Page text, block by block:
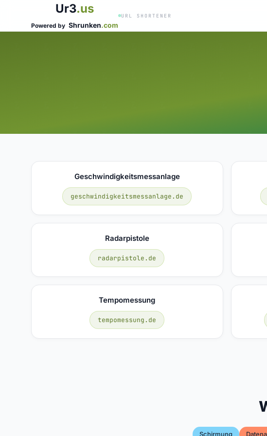
Ur3.us
Powered by Shrunken.com
URL SHORTENER
Geschwindigkeitsmessanlage
geschwindigkeitsmessanlage.de
Radarpistole
radarpistole.de
Tempomessung
tempomessung.de
Schirmung